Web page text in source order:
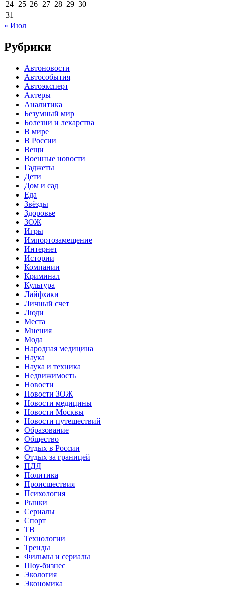
24 25 26 27 28 29 30
31
« Июл
Рубрики
Автоновости
Автособытия
Автоэксперт
Актеры
Аналитика
Безумный мир
Болезни и лекарства
В мире
В России
Вещи
Военные новости
Гаджеты
Дети
Дом и сад
Еда
Звёзды
Здоровье
ЗОЖ
Игры
Импортозамещение
Интернет
Истории
Компании
Криминал
Культура
Лайфхаки
Личный счет
Люди
Места
Мнения
Мода
Народная медицина
Наука
Наука и техника
Недвижимость
Новости
Новости ЗОЖ
Новости медицины
Новости Москвы
Новости путешествий
Образование
Общество
Отдых в России
Отдых за границей
ПДД
Политика
Происшествия
Психология
Рынки
Сериалы
Спорт
ТВ
Технологии
Тренды
Фильмы и сериалы
Шоу-бизнес
Экология
Экономика